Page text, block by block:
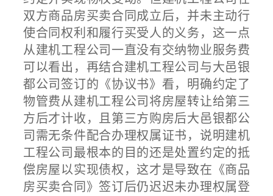
双方商品房买卖合同成立后，并未主动行
使合同权利和履行买受人的义务，这一点
从建机工程公司一直没有交纳物业服务费
可以看出，再结合建机工程公司与大邑银
都公司签订的《协议书》看，明确约定了
物管费从建机工程公司将房屋转让给第三
方后才计收，且第三方购房后大邑银都公
司需无条件配合办理权属证书，说明建机
工程公司最根本的目的还是处置约定的抵
偿房屋以实现债权，这才是导致在《商品
房买卖合同》签订后仍迟迟未办理权属登